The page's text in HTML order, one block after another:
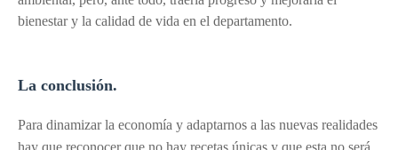
bienestar y la calidad de vida en el departamento.
La conclusión.
Para dinamizar la economía y adaptarnos a las nuevas realidades
hay que reconocer que no hay recetas únicas y que esta no será